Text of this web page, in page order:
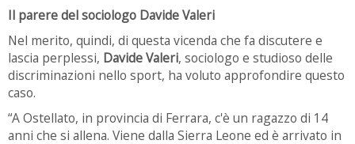
Il parere del sociologo Davide Valeri
Nel merito, quindi, di questa vicenda che fa discutere e
lascia perplessi, Davide Valeri, sociologo e studioso delle
discriminazioni nello sport, ha voluto approfondire questo
caso.
“A Ostellato, in provincia di Ferrara, c'è un ragazzo di 14
anni che si allena. Viene dalla Sierra Leone ed è arrivato in